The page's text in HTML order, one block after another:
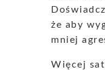
że aby
mniej
Więcej